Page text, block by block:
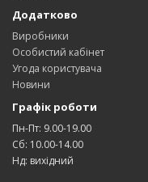
Додатково
Виробники
Особистий кабінет
Угода користувача
Новини
Графік роботи
Пн-Пт: 9.00-19.00
Сб: 10.00-14.00
Нд: вихідний